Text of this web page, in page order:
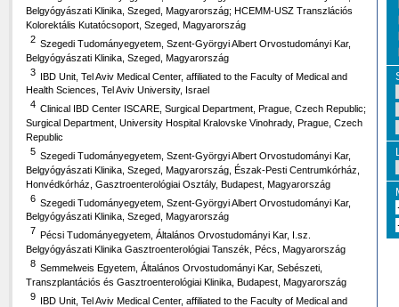
Belgyógyászati Klinika, Szeged, Magyarország; HCEMM-USZ Transzlációs
Kolorektális Kutatócsoport, Szeged, Magyarország
2 Szegedi Tudományegyetem, Szent-Györgyi Albert Orvostudományi Kar,
Belgyógyászati Klinika, Szeged, Magyarország
3 IBD Unit, Tel Aviv Medical Center, affiliated to the Faculty of Medical and
Health Sciences, Tel Aviv University, Israel
4 Clinical IBD Center ISCARE, Surgical Department, Prague, Czech Republic;
Surgical Department, University Hospital Kralovske Vinohrady, Prague, Czech
Republic
5 Szegedi Tudományegyetem, Szent-Györgyi Albert Orvostudományi Kar,
Belgyógyászati Klinika, Szeged, Magyarország, Észak-Pesti Centrumkórház,
Honvédkórház, Gasztroenterológiai Osztály, Budapest, Magyarország
6 Szegedi Tudományegyetem, Szent-Györgyi Albert Orvostudományi Kar,
Belgyógyászati Klinika, Szeged, Magyarország
7 Pécsi Tudományegyetem, Általános Orvostudományi Kar, I.sz.
Belgyógyászati Klinika Gasztroenterológiai Tanszék, Pécs, Magyarország
8 Semmelweis Egyetem, Általános Orvostudományi Kar, Sebészeti,
Transzplantációs és Gasztroenterológiai Klinika, Budapest, Magyarország
9 IBD Unit, Tel Aviv Medical Center, affiliated to the Faculty of Medical and